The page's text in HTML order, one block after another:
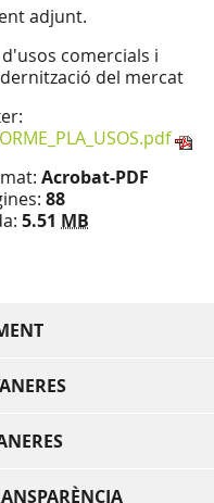
adjunt.
d'usos comercials i
del mercat
Acrobat-PDF
88
5.51 MB